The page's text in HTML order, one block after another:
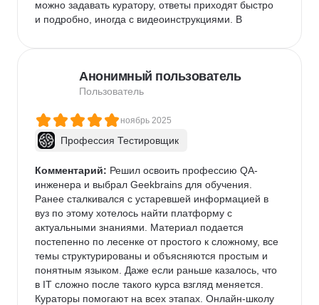
можно задавать куратору, ответы приходят быстро
и подробно, иногда с видеоинструкциями. В
практике работа над заданиями занимает гораздо
больше времени, чем длится урок.
Анонимный пользователь
Пользователь
ноябрь 2025
Профессия Тестировщик
Комментарий: Решил освоить профессию QA-
инженера и выбрал Geekbrains для обучения.
Ранее сталкивался с устаревшей информацией в
вуз по этому хотелось найти платформу с
актуальными знаниями. Материал подается
постепенно по лесенке от простого к сложному, все
темы структурированы и объясняются простым и
понятным языком. Даже если раньше казалось, что
в IT сложно после такого курса взгляд меняется.
Кураторы помогают на всех этапах. Онлайн-школу